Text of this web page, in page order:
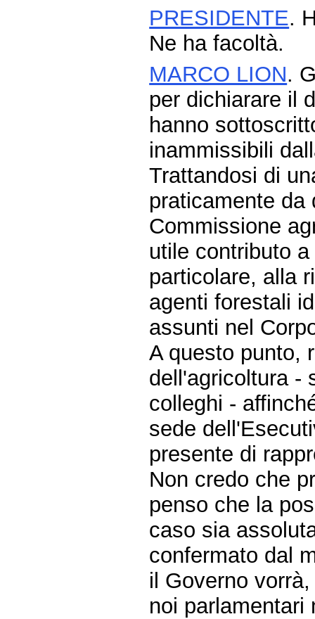
PRESIDENTE.
Ne ha facoltà.
MARCO LION.
per dichiarare il
hanno
inammissibili
Trattandosi di
praticamente
Commissione
utile contributo
particolare, alla
agenti forestali
assunti nel
A questo punto,
dell'agricoltura -
colleghi -
sede
presente di
Non credo che
penso che la
caso sia
confermato dal
il Governo
noi parlamentari